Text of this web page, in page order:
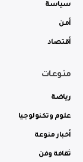
سياسة
أمن
أقتصاد
منوعات
رياضة
علوم وتكنولوجيا
أخبار منوعة
ثقافة وفن